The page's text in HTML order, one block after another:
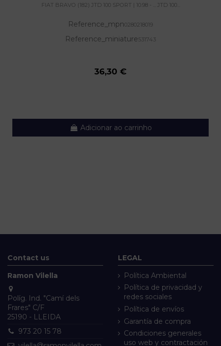
FIAT BRAVO (182) JTD 100 SPORT | 10.98 - ... JTD 100...
Reference_mpn0280218019
Reference_miniature531743
36,30 €
Adicionar ao carrinho
Contact us
Ramon Vilella
Políg. Ind. "Camí dels
Frares" C/F
25190 - LLEIDA
973 20 15 78
LEGAL
Política Ambiental
Política de privacidad y
redes sociales
Política de envíos
Garantía de compra
Condiciones generales
uso web y contractación